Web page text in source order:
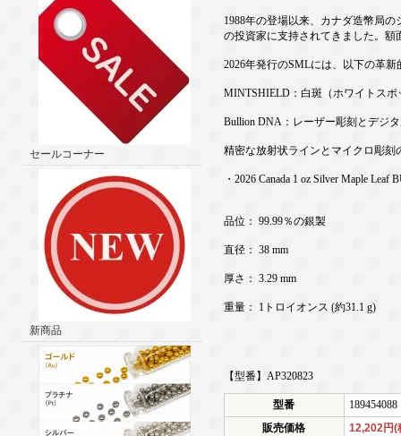
セールコーナー
新商品
1988年の登場以来、カナダ造幣局
の投資家に支持されてきました。額
2026年発行のSMLには、以下の革
MINTSHIELD：白斑（ホワイトス
Bullion DNA：レーザー彫刻とデジ
精密な放射状ラインとマイクロ彫
・2026 Canada 1 oz Silver Maple Leaf
品位： 99.99％の銀製
直径： 38 mm
厚さ： 3.29 mm
重量： 1トロイオンス (約31.1 g)
【型番】AP320823
型番
189454088
販売価格
12,202円(